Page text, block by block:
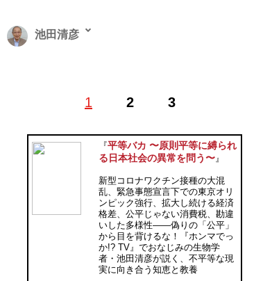
1 2 3
池田清彦
生物学科卒、東京都立大学大学院理学研究科博士課程生
間科学部教授、早稲田大学国際教養学部教授を経て、現
在、早稲田大学名誉教授、山梨大学名誉教授。高尾599
学、環境問題、生き方論など、幅広い分野に関する著書
がある。 フジテレビ系『ホンマでっか!?TV』などテレ
ビ、新聞、雑誌などでも活躍中。著書に『騙されない老
後』『平等バカ』『専門家の大罪』『驚きの「リアル進
化論」』『老いと死の流儀』（すべて扶桑社新書）、
『SDGｓの大嘘』『バカの災厄』（ともに宝島社新
『平等バカ 〜原則平等に縛られ
る日本社会の異常を問う〜』
新型コロナワクチン接種の大混
乱、緊急事態宣言下での東京オリ
ンピック強行、拡大し続ける経済
格差、公平じゃない消費税、勘違
いした多様性――偽りの「公平」
から目を背けるな！『ホンマでっ
か!? TV』でおなじみの生物学
者・池田清彦が説く、不平等な現
実に向き合う知恵と教養